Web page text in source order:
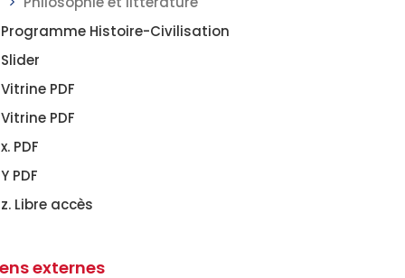
Programme Histoire-Civilisation
Slider
Vitrine PDF
Vitrine PDF
x. PDF
Y PDF
z. Libre accès
externes